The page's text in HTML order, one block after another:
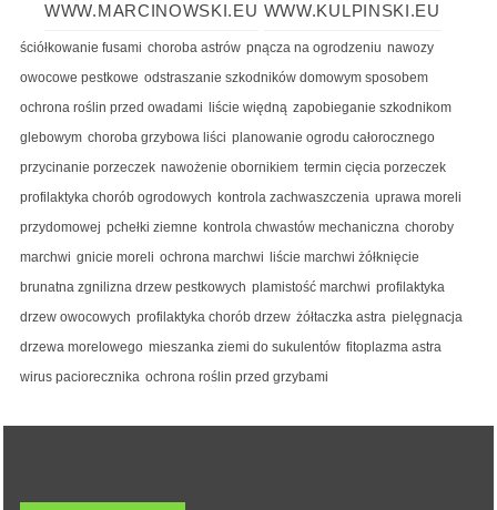
WWW.MARCINOWSKI.EU WWW.KULPINSKI.EU
ściółkowanie fusami choroba astrów pnącza na ogrodzeniu nawozy
owocowe pestkowe odstraszanie szkodników domowym sposobem
ochrona roślin przed owadami
liście więdną zapobieganie szkodnikom
glebowym choroba grzybowa liści planowanie ogrodu całorocznego
przycinanie porzeczek nawożenie obornikiem termin cięcia porzeczek
profilaktyka chorób ogrodowych kontrola zachwaszczenia uprawa moreli
przydomowej pchełki ziemne kontrola chwastów mechaniczna choroby
marchwi gnicie moreli ochrona marchwi
liście marchwi żółknięcie
brunatna zgnilizna drzew pestkowych plamistość marchwi profilaktyka
drzew owocowych profilaktyka chorób drzew żółtaczka astra pielęgnacja
drzewa morelowego mieszanka ziemi do sukulentów fitoplazma astra
wirus paciorecznika ochrona roślin przed grzybami